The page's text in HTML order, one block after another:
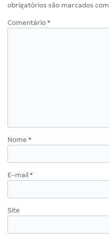
obrigatórios são marcados com
Comentário *
Nome *
E-mail *
Site